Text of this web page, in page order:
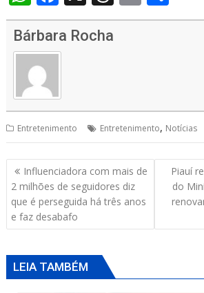
h
at
s
A
p
p
ac
e
b
o
k
h
s
m h
Bárbara Rocha
Entretenimento Entretenimento, Notícias
Navegação
de
Post
Influenciadora com mais de
2 milhões de seguidores diz
que é perseguida há três anos
e faz desabafo
Piauí
do
LEIA TAMBÉM